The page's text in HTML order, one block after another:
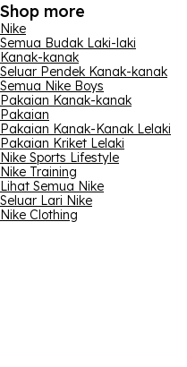
Shop more
Nike
Semua Budak Laki-laki
Kanak-kanak
Seluar Pendek Kanak-kanak
Semua Nike Boys
Pakaian Kanak-kanak
Pakaian
Pakaian Kanak-Kanak Lelaki
Pakaian Kriket Lelaki
Nike Sports Lifestyle
Nike Training
Lihat Semua Nike
Seluar Lari Nike
Nike Clothing